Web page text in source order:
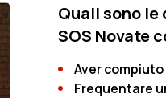
Quali sono
SOS Novate
Aver compiuto
Frequentare